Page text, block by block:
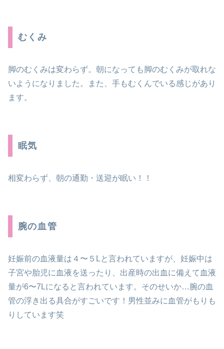
むくみ
脚のむくみは変わらず。朝になっても脚のむくみが取れな
いようになりました。また、手もむくんでいる感じがあり
ます。
眠気
相変わらず、朝の通勤・送迎が眠い！！
腕の血管
妊娠前の血液量は４〜５Lと言われていますが、妊娠中は
子宮や胎児に血液を送ったり、出産時の出血に備えて血液
量が6〜7Lになると言われています。そのせいか…腕の血
管の浮き出る具合がすごいです！男性並みに血管がもりも
りしています笑